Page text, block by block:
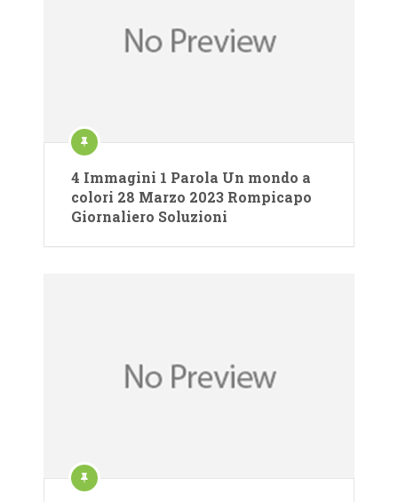
4 Immagini 1 Parola Un mondo a
colori 28 Marzo 2023 Rompicapo
Giornaliero Soluzioni